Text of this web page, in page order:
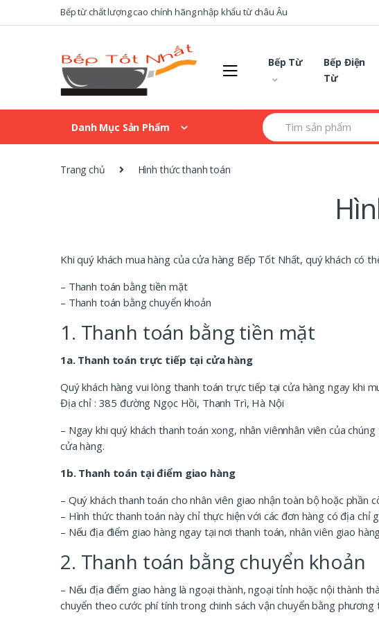
to
to
Bếp từ chất lượng cao chính hãng nhập khẩu từ châu Âu
Bếp Từ
Bếp Điện
Từ
Danh Mục Sản Phẩm
Search
for:
Trang chủ Hình thức thanh toán
Khi quý khách mua hàng của cửa hàng Bếp Tốt Nhất, quý khách có
– Thanh toán bằng tiền mặt
– Thanh toán bằng chuyển khoản
1. Thanh toán bằng tiền mặt
1a. Thanh toán trực tiếp tại cửa hàng
Quý khách hàng vui lòng thanh toán trực tiếp tại cửa hàng ngay khi
Địa chỉ : 385 đường Ngọc Hồi, Thanh Trì, Hà Nội
– Ngay khi quý khách thanh toán xong, nhân viênnhân viên của
cửa hàng.
1b. Thanh toán tại điểm giao hàng
– Quý khách thanh toán cho nhân viên giao nhận toàn bộ hoặc phần
– Hình thức thanh toán này chỉ thực hiện với các đơn hàng có địa
– Nếu địa điểm giao hàng ngay tại nơi thanh toán, nhân viên giao
2. Thanh toán bằng chuyển khoản
– Nếu địa điểm giao hàng là ngoại thành, ngoại tỉnh hoặc nội thành
chuyển theo cước phí tính trong chinh sách vận chuyển bằng